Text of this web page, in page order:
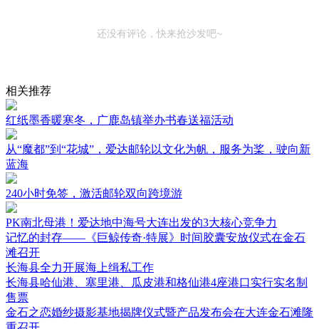
还没有评论，快来抢沙发吧~
相关推荐
红纸墨香暖寒冬，广鹿岛镇举办书春送福活动
从“魔都”到“花城”，爱达邮轮以文化为帆，服务为桨，驶向新
蓝海
240小时免签，激活邮轮双向跨境游
PK南北母港！爱达地中海号大连出发的3大核心竞争力
记忆的封存——《巨鲸传奇·特展》时间胶囊安放仪式在金石
滩召开
长海县全力开展海上缉私工作
长海县哈仙港、塞里港、瓜皮港和格仙港4座港口实行实名制
售票
金石之恋婚纱摄影基地揭牌仪式暨产品发布会在大连金石滩隆